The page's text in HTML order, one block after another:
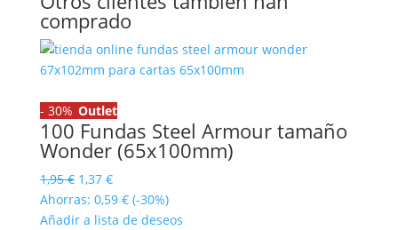
comprado
- 30% Outlet
100 Fundas Steel Armour tamaño
Wonder (65x100mm)
1,95€ El
precio
original
1,37 €El
precio
actual
Ahorras: 0,59 € (-30%)
Añadir a lista de deseos